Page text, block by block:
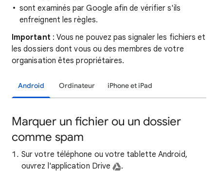
sont examinés par Google afin de vérifier s'ils
enfreignent les règles.
Important : Vous ne pouvez pas signaler les fichiers et
les dossiers dont vous ou des membres de votre
organisation êtes propriétaires.
Android Ordinateur iPhone et iPad
Marquer un fichier ou un dossier
comme spam
Sur votre téléphone ou votre tablette Android,
ouvrez l'application Drive
.